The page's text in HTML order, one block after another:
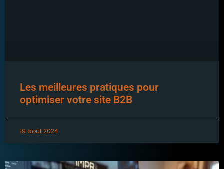
Les meilleures pratiques pour
optimiser votre site B2B
19 août 2024